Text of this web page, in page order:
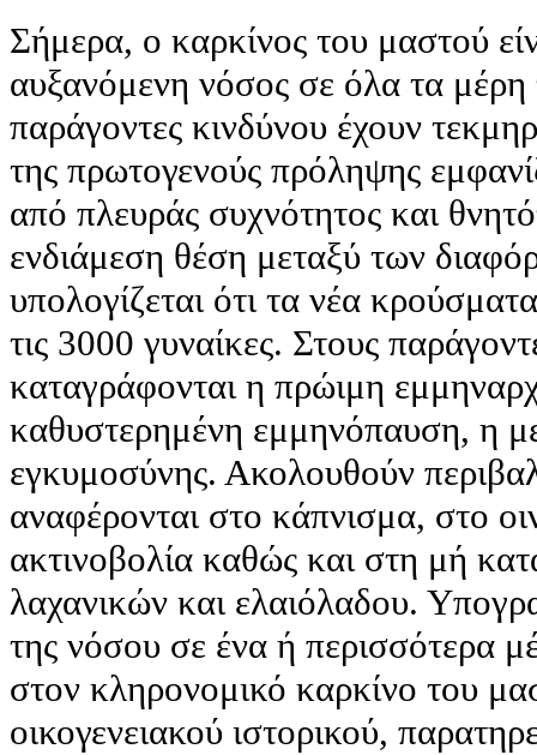
Σήμερα, ο καρκίνος του μαστού
αυξανόμενη νόσος σε όλα τα
παράγοντες κινδύνου έχουν
της πρωτογενούς πρόληψης
από πλευράς συχνότητος και
ενδιάμεση θέση μεταξύ των
υπολογίζεται ότι τα νέα
τις 3000 γυναίκες. Στους
καταγράφονται η πρώιμη
καθυστερημένη εμμηνόπαυση, η
εγκυμοσύνης. Ακολουθούν
αναφέρονται στο κάπνισμα, στο
ακτινοβολία καθώς και στη μή
λαχανικών και ελαιόλαδου.
της νόσου σε ένα ή περισσότερα
στον κληρονομικό καρκίνο του
οικογενειακού ιστορικού,